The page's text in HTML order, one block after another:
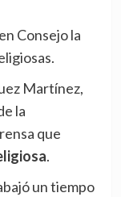
Consejo la
Martínez,
la
que
.
un tiempo